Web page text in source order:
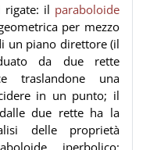
rigate: il paraboloide
per mezzo
un piano direttore (il
da due rette
traslandone una
in un punto; il
due rette ha la
delle proprietà
iperbolico: